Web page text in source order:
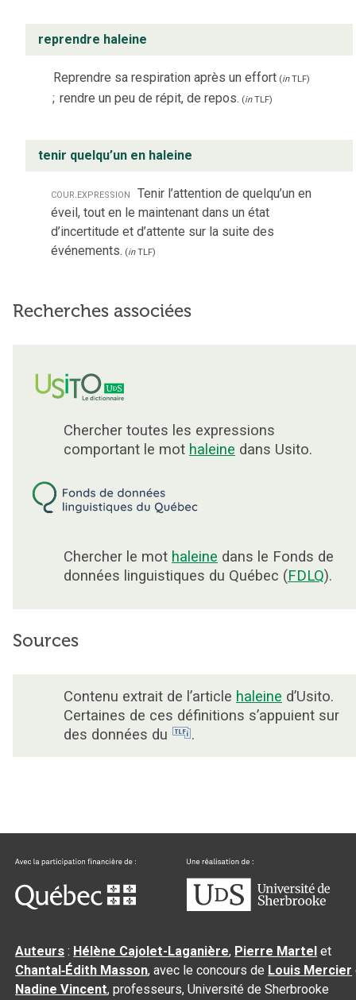
reprendre haleine
Reprendre sa respiration après un effort (inTLF)
; rendre un peu de répit, de repos. (inTLF)
tenir quelqu’un en haleine
cour.expression Tenir l’attention de quelqu’un en
éveil, tout en le maintenant dans un état
d’incertitude et d’attente sur la suite des
événements. (inTLF)
Recherches associées
Chercher toutes les expressions
comportant le mot haleine dans Usito.
Chercher le mot haleine dans le Fonds de
données linguistiques du Québec (FDLQ).
Sources
Contenu extrait de l’article haleine d’Usito.
Certaines de ces définitions s’appuient sur
des données du
.
Auteurs : Hélène Cajolet-Laganière, Pierre Martel et
Chantal‑Édith Masson, avec le concours de Louis Mercier
Nadine Vincent, professeurs, Université de Sherbrooke